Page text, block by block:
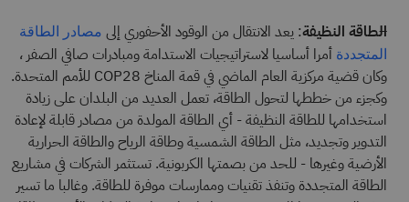
الطاقة النظيفة: يعد الانتقال من الوقود الأحفوري إلى مصادر الطاقة
المتجددة أمرا أساسيا لاستراتيجيات الاستدامة ومبادرات صافي الصفر ،
وكان قضية مركزية العام الماضي في قمة المناخ COP28 للأمم المتحدة.
وكجزء من خططها لتحول الطاقة، تعمل العديد من البلدان على زيادة
استخدامها للطاقة النظيفة - أي الطاقة المولدة من مصادر قابلة لإعادة
التدوير وتجديد، مثل الطاقة الشمسية وطاقة الرياح والطاقة الحرارية
الأرضية وغيرها - للحد من بصمتها الكربونية. تستثمر الشركات في مشاريع
الطاقة المتجددة وتنفذ تقنيات وممارسات موفرة للطاقة. وغالبا ما تسير